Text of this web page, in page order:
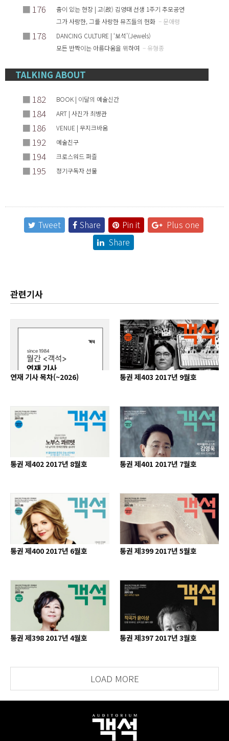
■ 176
춤이 있는 현장 | 고(故) 김영태 선생 1주기 추모공연
그가 사랑한, 그를 사랑한 뮤즈들의 헌화 – 문애령
■ 178
DANCING CULTURE | ‘보석’(Jewels)
모든 반짝이는 아름다움을 위하여 – 유형종
TALKING ABOUT
■ 182 BOOK | 이달의 예술신간
■ 184 ART | 사진가 최병관
■ 186 VENUE | 무지크바움
■ 192 예술친구
■ 194 크로스워드 퍼즐
■ 195 정기구독자 선물
Tweet Share Pin it
Plus one
Share
관련기사
연재 기사 목차(~2026) 통권 제403 2017년 9월호
통권 제402 2017년 8월호 통권 제401 2017년 7월호
통권 제400 2017년 6월호 통권 제399 2017년 5월호
통권 제398 2017년 4월호 통권 제397 2017년 3월호
LOAD MORE